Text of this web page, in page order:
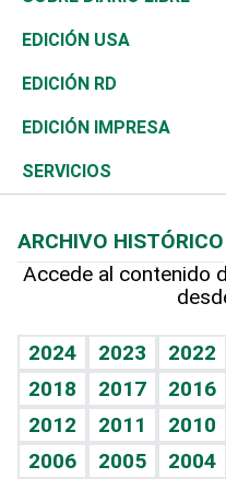
Reportajes
África
Ocenanía
Caribe
Resto del mundo
Vivienda
Telecom.
Global y variable
Economía personal
Buena Vida
Sociales
Novedades
Podcast Arte Libre
Hablando con el pediatra
Vida y familia
Eñe
Celebrando la vida
Sin complejos
Ciclismo
Tenis
Olimpismo
Más deportes
Línea de hit
TBT Deportivo
En Directo
El Espía
Noticiero Poteleche
Columnistas
Más firmas
Tecnología
Historia
Martes de tecnología
Cambio climático
Economía
Revista
Deportes
Opinión
Hecho en casa
Guía del dinero
EDICIÓN USA
EDICIÓN RD
EDICIÓN IMPRESA
SERVICIOS
Cumpleaños
Horóscopos
Crucigramas
ARCHIVO HISTÓRICO
Accede al contenido
2024 2023 2022
2018
2017 2016
2012
2011 2010
2006
2005 2004